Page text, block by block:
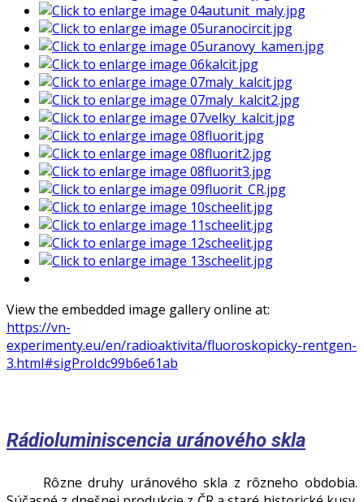
View the embedded image gallery online at:
https://vn-
experimenty.eu/en/radioaktivita/fluoroskopicky-rentgen-
3.html#sigProIdc99b6e61ab
Rádioluminiscencia uránového skla
Rôzne druhy uránového skla z rôzneho obdobia.